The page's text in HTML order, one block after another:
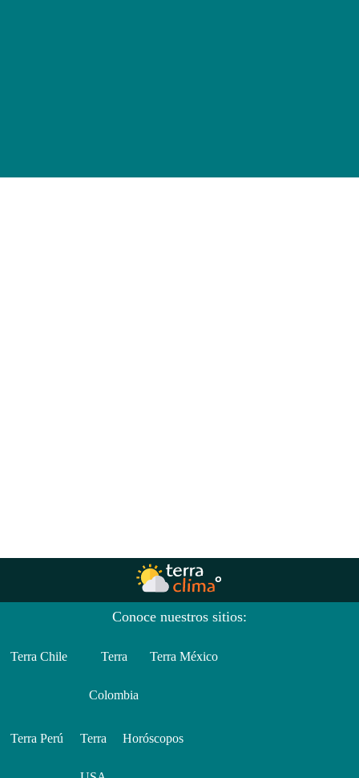
Conoce nuestros sitios:
Terra Chile Terra
Colombia
Terra México
Terra Perú Terra Horóscopos